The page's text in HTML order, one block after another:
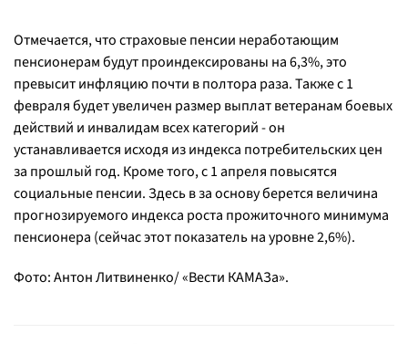
Отмечается, что страховые пенсии неработающим
пенсионерам будут проиндексированы на 6,3%, это
превысит инфляцию почти в полтора раза. Также с 1
февраля будет увеличен размер выплат ветеранам боевых
действий и инвалидам всех категорий - он
устанавливается исходя из индекса потребительских цен
за прошлый год. Кроме того, с 1 апреля повысятся
социальные пенсии. Здесь в за основу берется величина
прогнозируемого индекса роста прожиточного минимума
пенсионера (сейчас этот показатель на уровне 2,6%).
Фото: Антон Литвиненко/ «Вести КАМАЗа».